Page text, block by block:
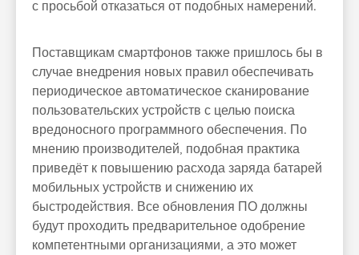
с просьбой отказаться от подобных намерений.
Поставщикам смартфонов также пришлось бы в
случае внедрения новых правил обеспечивать
периодическое автоматическое сканирование
пользовательских устройств с целью поиска
вредоносного программного обеспечения. По
мнению производителей, подобная практика
приведёт к повышению расхода заряда батарей
мобильных устройств и снижению их
быстродействия. Все обновления ПО должны
будут проходить предварительное одобрение
компетентными организациями, а это может